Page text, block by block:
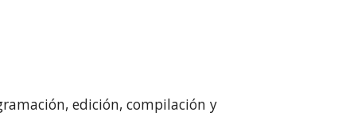
edición, compilación y